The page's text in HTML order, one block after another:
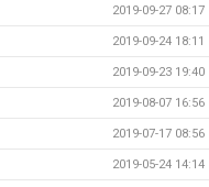
2019-09-27 08:17
2019-09-24 18:11
2019-09-23 19:40
2019-08-07 16:56
2019-07-17 08:56
2019-05-24 14:14